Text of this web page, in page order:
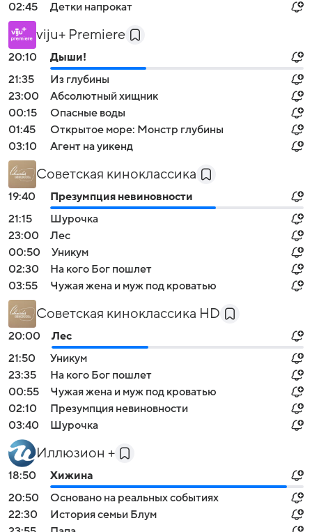
02:45
Детки напрокат
viju+ Premiere
20:10
Дыши!
21:35
Из глубины
23:00
Абсолютный хищник
00:15
Опасные воды
01:45
Открытое море: Монстр глубины
03:10
Агент на уикенд
Советская киноклассика
19:40
Презумпция невиновности
21:15
Шурочка
23:00
Лес
00:50
Уникум
02:30
На кого Бог пошлет
03:55
Чужая жена и муж под кроватью
Советская киноклассика HD
20:00
Лес
21:50
Уникум
23:35
На кого Бог пошлет
00:55
Чужая жена и муж под кроватью
02:10
Презумпция невиновности
03:40
Шурочка
Иллюзион +
18:50
Хижина
20:50
Основано на реальных событиях
22:30
История семьи Блум